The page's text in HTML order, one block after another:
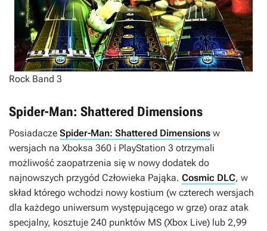
Rock Band 3
Spider-Man: Shattered Dimensions
Posiadacze Spider-Man: Shattered Dimensions w
wersjach na Xboksa 360 i PlayStation 3 otrzymali
możliwość zaopatrzenia się w nowy dodatek do
najnowszych przygód Człowieka Pająka. Cosmic DLC, w
skład którego wchodzi nowy kostium (w czterech wersjach
dla każdego uniwersum występującego w grze) oraz atak
specjalny, kosztuje 240 punktów MS (Xbox Live) lub 2,99